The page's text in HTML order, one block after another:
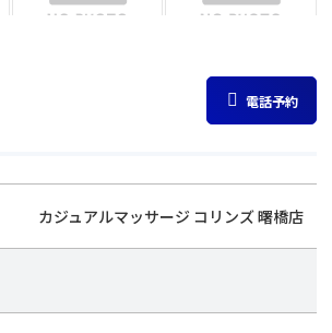
電話予約
カジュアルマッサージ コリンズ 曙橋店